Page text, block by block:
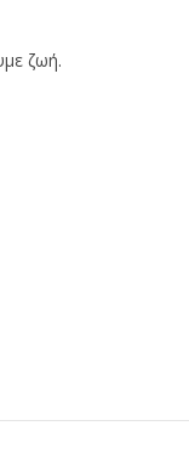
ζωή.